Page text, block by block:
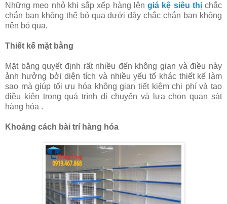
Những mẹo nhỏ khi sắp xếp hàng lên giá kệ siêu thịchắc
chắn bạn không thể bỏ qua dưới đây chắc chắn bạn không
nên bỏ qua.
Thiết kế mặt bằng
Mặt bằng quyết định rất nhiều đến không gian và điều này
ảnh hưởng bởi diện tích và nhiều yếu tố khác thiết kế làm
sao mà giúp tối ưu hóa không gian tiết kiệm chi phí và tạo
điều kiên trong quá trình di chuyển và lựa chọn quan sát
hàng hóa .
Khoảng cách bài trí hàng hóa